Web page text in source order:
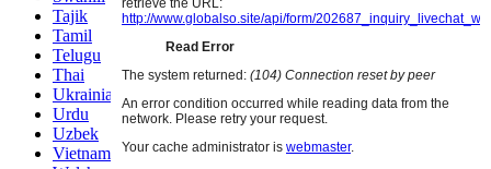
Tajik
Tamil
Telugu
Thai
Ukrainian
Urdu
Uzbek
Vietnamese